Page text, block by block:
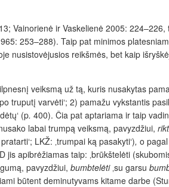
Vainorienė ir Vaskelienė 2005: 224–226,
253–288). Taip pat minimos
nusistovėjusios reikšmės, bet kaip
veiksmą už tą, kuris nusakytas
truputį varvėti‘; 2) pamažu vykstantis
(p. 400). Čia pat aptariama ir taip
labai trumpą veiksmą, pavyzdžiui,
LKŽ: ‚trumpai ką pasakyti‘), o
apibrėžiamas taip: ‚brūkštelėti
pavyzdžiui, bumbtelėti ‚su garsu
būtent deminutyvams kitame darbe